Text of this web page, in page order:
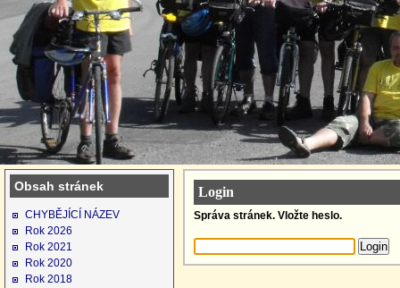
Login
Správa stránek. Vložte heslo.
Obsah stránek
CHYBĚJÍCÍ NÁZEV
Rok 2026
Rok 2021
Rok 2020
Rok 2018